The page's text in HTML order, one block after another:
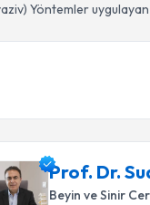
Yöntemler
Prof. Dr.
Beyin ve Sinir